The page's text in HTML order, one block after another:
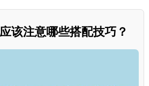
该注意哪些搭配技巧？